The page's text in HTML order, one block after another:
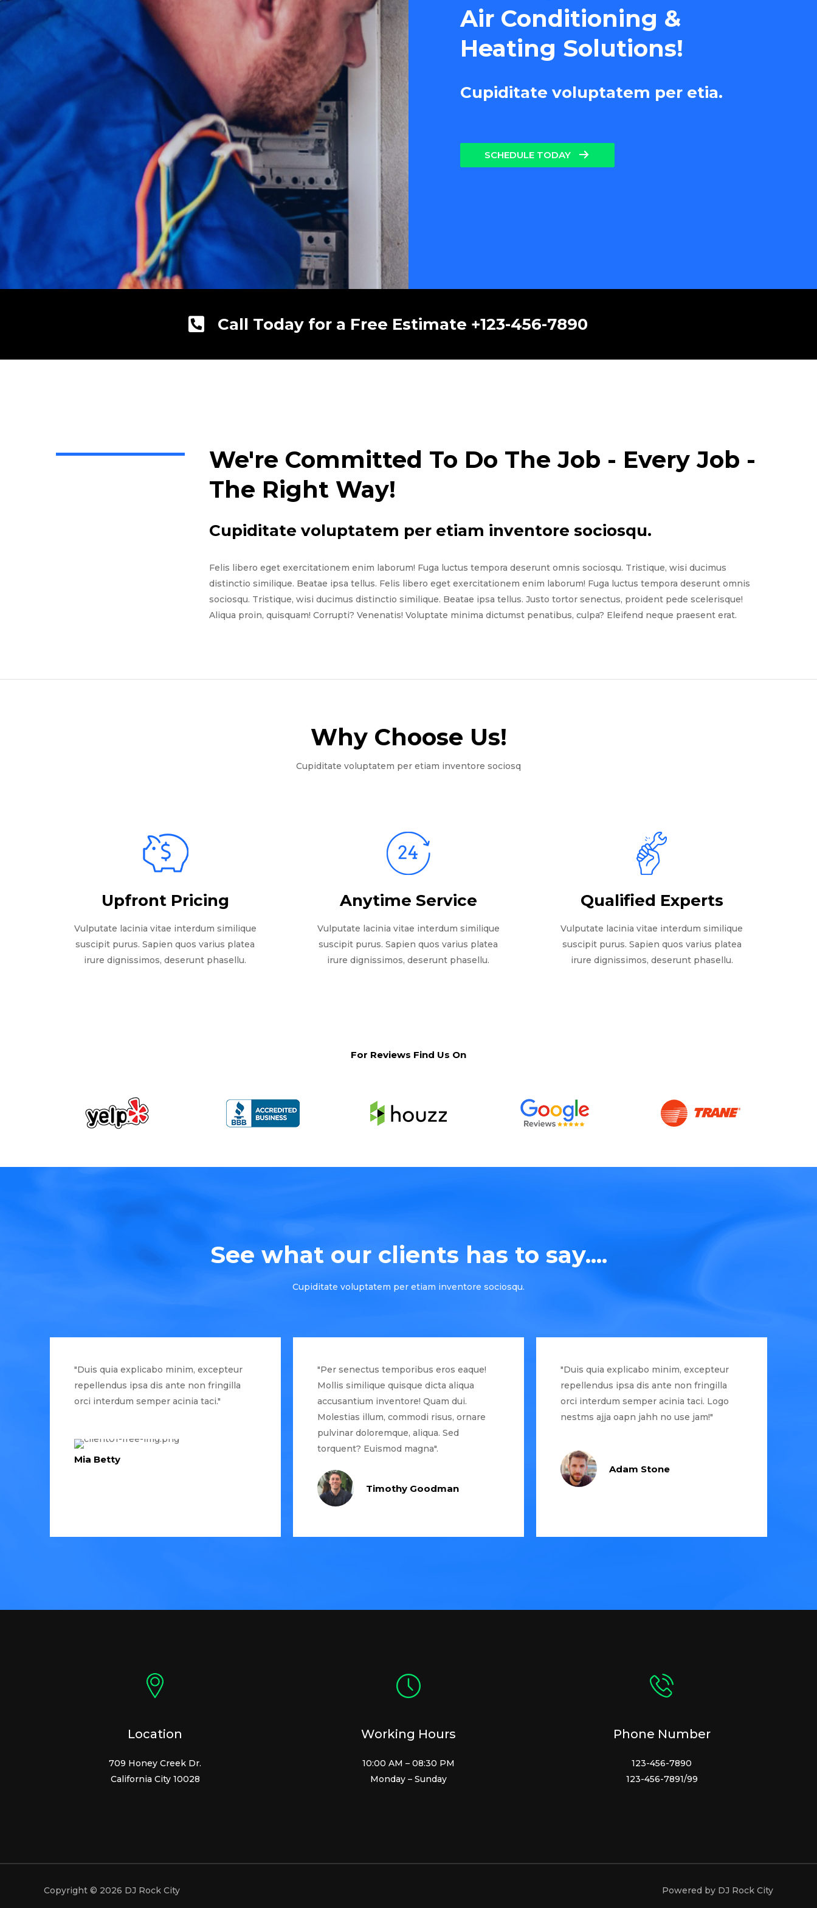
Air Conditioning &
Heating Solutions!
Cupiditate voluptatem per etia.
SCHEDULE TODAY
Call Today for a Free Estimate +123-456-7890
We're Committed To Do The Job - Every Job -
The Right Way!
Cupiditate voluptatem per etiam inventore sociosqu.
Felis libero eget exercitationem enim laborum! Fuga luctus tempora deserunt omnis sociosqu. Tristique, wisi ducimus
distinctio similique. Beatae ipsa tellus. Felis libero eget exercitationem enim laborum! Fuga luctus tempora deserunt omnis
sociosqu. Tristique, wisi ducimus distinctio similique. Beatae ipsa tellus. Justo tortor senectus, proident pede scelerisque!
Aliqua proin, quisquam! Corrupti? Venenatis! Voluptate minima dictumst penatibus, culpa? Eleifend neque praesent erat.
Why Choose Us!​
Cupiditate voluptatem per etiam inventore sociosq
Upfront Pricing
Vulputate lacinia vitae interdum similique
suscipit purus. Sapien quos varius platea
irure dignissimos, deserunt phasellu.
Anytime Service
Vulputate lacinia vitae interdum similique
suscipit purus. Sapien quos varius platea
irure dignissimos, deserunt phasellu.
Qualified Experts
Vulputate lacinia vitae interdum similique
suscipit purus. Sapien quos varius platea
irure dignissimos, deserunt phasellu.
For Reviews Find Us On
See what our clients has to say....
Cupiditate voluptatem per etiam inventore sociosqu.
"Duis quia explicabo minim, excepteur
repellendus ipsa dis ante non fringilla
orci interdum semper acinia taci."
Mia Betty
"Per senectus temporibus eros eaque!
Mollis similique quisque dicta aliqua
accusantium inventore! Quam dui.
Molestias illum, commodi risus, ornare
pulvinar doloremque, aliqua. Sed
torquent? Euismod magna".
Timothy Goodman
"Duis quia explicabo minim, excepteur
repellendus ipsa dis ante non fringilla
orci interdum semper acinia taci. Logo
nestms ajja oapn jahh no use jam!"
Adam Stone
Location
709 Honey Creek Dr.
California City 10028
Working Hours
10:00 AM – 08:30 PM
Monday – Sunday
Phone Number
123-456-7890
123-456-7891/99
Copyright © 2026 DJ Rock City Powered by DJ Rock City